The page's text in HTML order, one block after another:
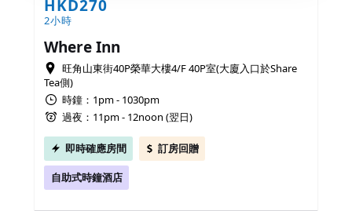
HKD270
2小時
Where Inn
旺角山東街40P榮華大樓4/F 40P室(大廈入口於Share
Tea側)
時鐘：1pm - 1030pm
過夜：11pm - 12noon (翌日)
即時確應房間 訂房回贈
自助式時鐘酒店